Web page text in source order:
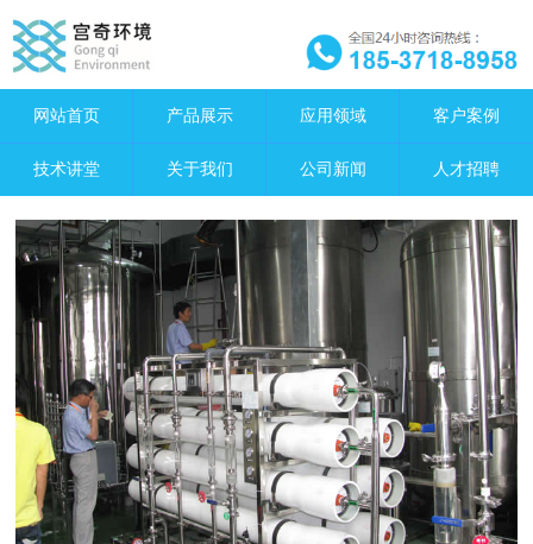
网站首页 产品展示 应用领域 客户案例
技术讲堂 关于我们 公司新闻 人才招聘